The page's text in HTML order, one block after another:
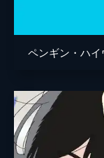
ペンギン・ハイ